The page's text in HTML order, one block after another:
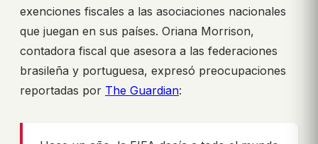
exenciones fiscales a las asociaciones nacionales
que juegan en sus países. Oriana Morrison,
contadora fiscal que asesora a las federaciones
brasileña y portuguesa, expresó preocupaciones
reportadas por The Guardian: